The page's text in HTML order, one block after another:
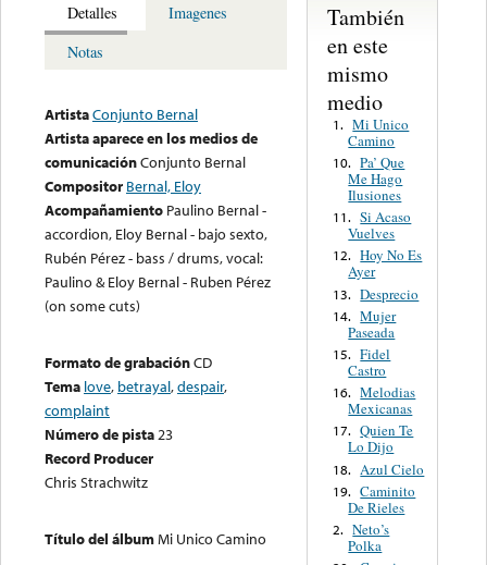
Detalles
Imagenes
Notas
ArtistaConjunto Bernal
Artista aparece en los medios de
comunicaciónConjunto Bernal
Compositor Bernal, Eloy
Acompañamiento Paulino Bernal -
accordion, Eloy Bernal - bajo sexto,
Rubén Pérez - bass / drums, vocal:
Paulino & Eloy Bernal - Ruben Pérez
(on some cuts)
Formato de grabaciónCD
Tema love, betrayal,despair,
complaint
Número de pista23
Record Producer
Chris Strachwitz
Título del álbumMi Unico Camino
También
en este
mismo
medio
1. Mi Unico
Camino
10. Pa’ Que
Me Hago
Ilusiones
11. Si Acaso
Vuelves
12. Hoy No Es
Ayer
13. Desprecio
14. Mujer
Paseada
15. Fidel
Castro
16. Melodias
Mexicanas
17. Quien Te
Lo Dijo
18. Azul Cielo
19. Caminito
De Rieles
2. Neto’s
Polka